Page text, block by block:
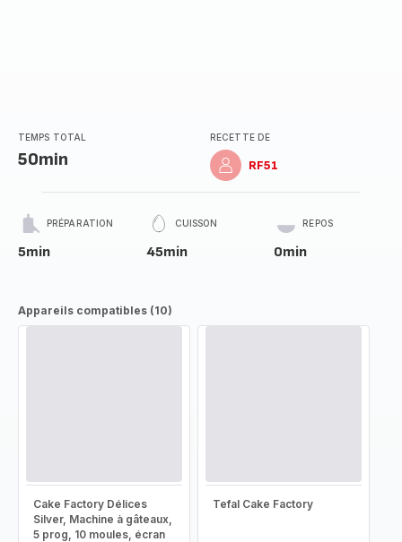
TEMPS TOTAL
50min
RECETTE DE
RF51
PRÉPARATION
5min
CUISSON
45min
REPOS
0min
Appareils compatibles (10)
Cake Factory Délices
Silver, Machine à gâteaux,
5 prog, 10 moules, écran
Tefal Cake Factory